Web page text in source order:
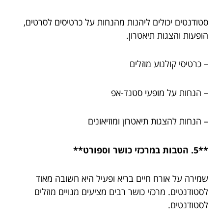
סטודנטים יכולים ליהנות מהנחות על כרטיסים לסרטים,
הופעות והצגות תיאטרון.
– כרטיסי קולנוע מוזלים
– הנחות על מופעי סטנד-אפ
– הנחות להצגות תיאטרון ומוזיאונים
**5. הטבות במרכזי כושר וספורט**
שמירה על אורח חיים בריא ופעיל היא חשובה מאוד
לסטודנטים. מרכזי כושר רבים מציעים מנויים מוזלים
לסטודנטים.